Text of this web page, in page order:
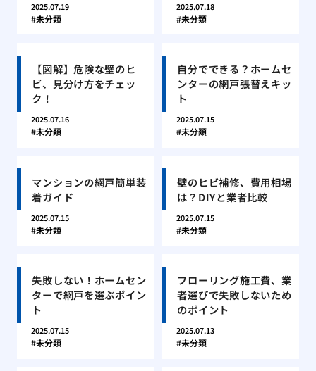
2025.07.19
未分類
2025.07.18
未分類
【図解】危険な壁のヒ
ビ、見分け方をチェッ
ク！
2025.07.16
未分類
自分でできる？ホームセ
ンターの網戸張替えキッ
ト
2025.07.15
未分類
マンションの網戸簡単装
着ガイド
2025.07.15
未分類
壁のヒビ補修、費用相場
は？DIYと業者比較
2025.07.15
未分類
失敗しない！ホームセン
ターで網戸を選ぶポイン
ト
2025.07.15
未分類
フローリング施工費、業
者選びで失敗しないため
のポイント
2025.07.13
未分類